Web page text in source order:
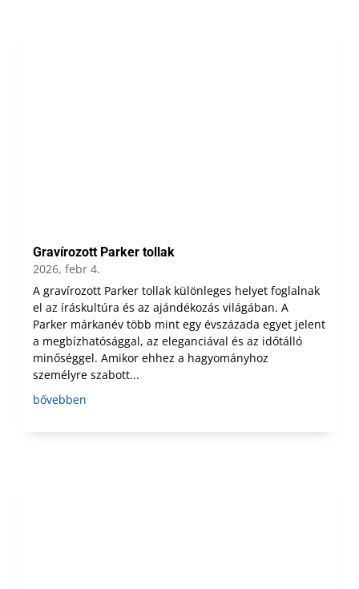
Gravírozott Parker tollak
2026, febr 4.
A gravírozott Parker tollak különleges helyet foglalnak
el az íráskultúra és az ajándékozás világában. A
Parker márkanév több mint egy évszázada egyet jelent
a megbízhatósággal, az eleganciával és az időtálló
minőséggel. Amikor ehhez a hagyományhoz
személyre szabott...
bővebben